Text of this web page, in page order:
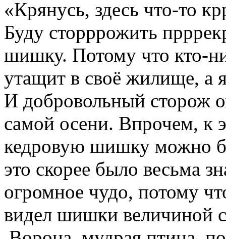
«Крянусь, здесь что-то
Буду сторррожить
шишку. Потому что кто-
утащит в своё жилище, а
И добровольный сторож
самой осени. Впрочем, к
кедровую шишку можно
это скорее было весьма
огромное чудо, потому
видел шишки величиной